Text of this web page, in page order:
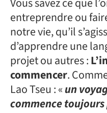
Vous savez ce que
entreprendre ou
notre vie, qu’il
d’apprendre une
projet ou autres :
commencer.
Lao Tseu : «un
commence